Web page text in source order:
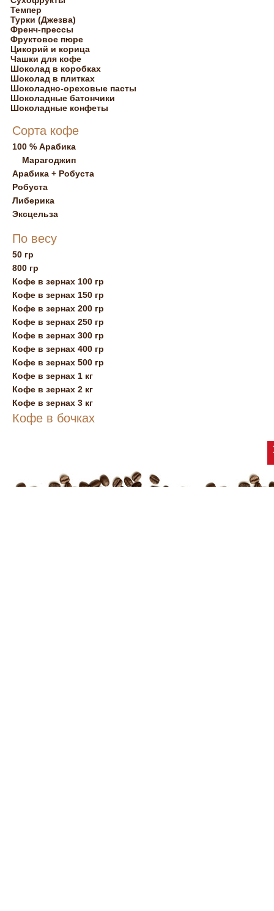
Темпер
Турки (Джезва)
Френч-прессы
Фруктовое пюре
Цикорий и корица
Чашки для кофе
Шоколад в коробках
Шоколад в плитках
Шоколадно-ореховые пасты
Шоколадные батончики
Шоколадные конфеты
Сорта кофе
100 % Арабика
Марагоджип
Арабика + Робуста
Робуста
Либерика
Эксцельза
По весу
50 гр
800 гр
Кофе в зернах 100 гр
Кофе в зернах 150 гр
Кофе в зернах 200 гр
Кофе в зернах 250 гр
Кофе в зернах 300 гр
Кофе в зернах 400 гр
Кофе в зернах 500 гр
Кофе в зернах 1 кг
Кофе в зернах 2 кг
Кофе в зернах 3 кг
Кофе в бочках